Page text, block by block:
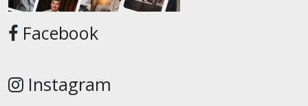
Facebook
Instagram